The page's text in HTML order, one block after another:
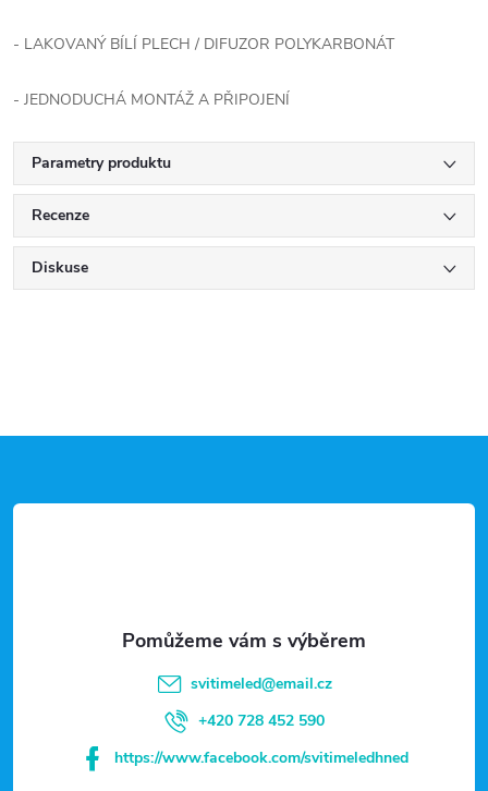
- LAKOVANÝ BÍLÍ PLECH / DIFUZOR POLYKARBONÁT
- JEDNODUCHÁ MONTÁŽ A PŘIPOJENÍ
Parametry produktu
Recenze
Diskuse
á
svitimeled@email.cz
+420 728 452 590
https://www.facebook.com/svitimeledhned